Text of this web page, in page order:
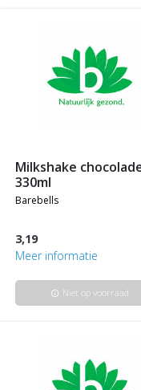
milkshake chocolade
330ml
barebells
3,19
Meer informatie
info Niet op voorraad